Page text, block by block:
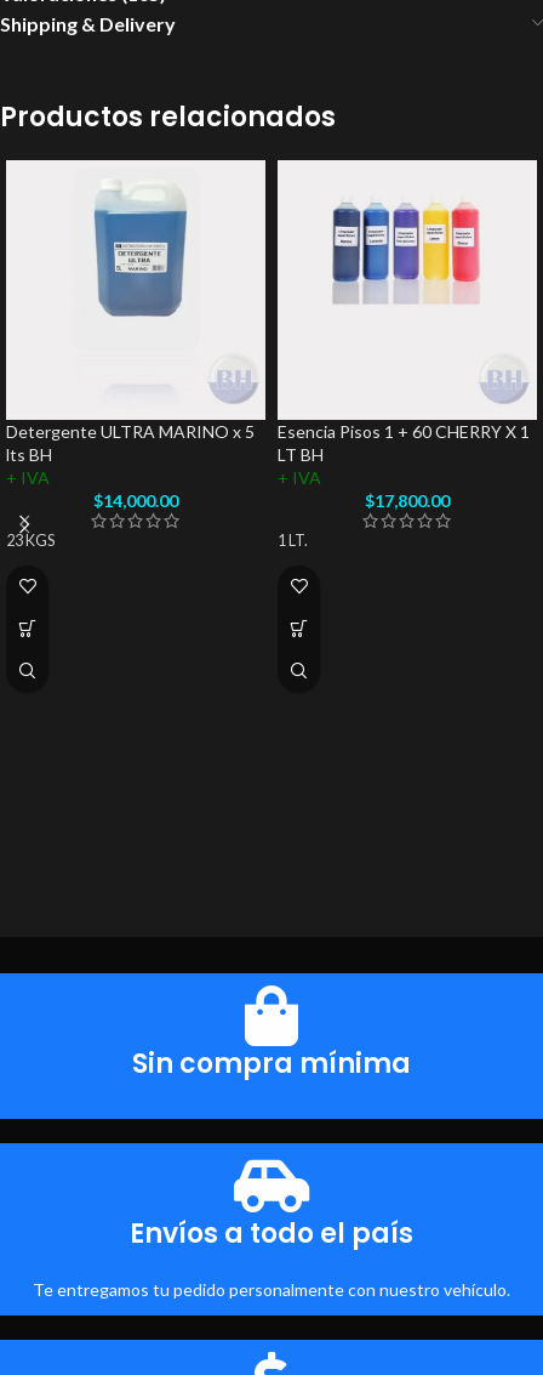
Shipping & Delivery
Productos relacionados
Detergente ULTRA MARINO x 5
lts BH
+ IVA
$14,000.00
23 KGS
Esencia Pisos 1 + 60 CHERRY X 1
LT BH
+ IVA
$17,800.00
1 LT.
Sin compra mínima
Envíos a todo el país
Te entregamos tu pedido personalmente con nuestro vehículo.